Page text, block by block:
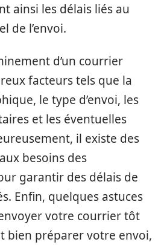
ainsi les délais liés au
de l’envoi.
d’un courrier
facteurs tels que la
le type d’envoi, les
et les éventuelles
il existe des
besoins des
garantir des délais de
Enfin, quelques astuces
votre courrier tôt
bien préparer votre envoi,